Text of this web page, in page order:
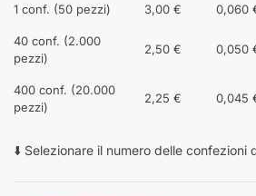
1 conf. (50 pezzi) 3,00 € 0,060
40 conf. (2.000
pezzi)
2,50 € 0,050
400 conf. (20.000
pezzi)
2,25 € 0,045
⬇️ Selezionare il numero delle confezioni